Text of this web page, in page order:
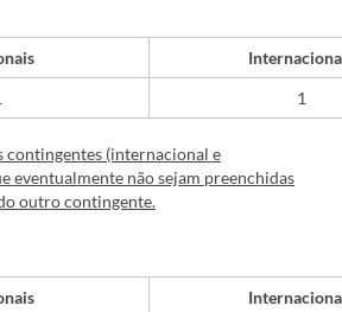
1
contingentes (internacional e
eventualmente não sejam preenchidas
outro contingente.